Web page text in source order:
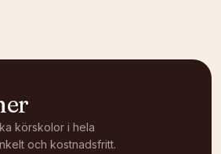
körskolor i hela
och kostnadsfritt.